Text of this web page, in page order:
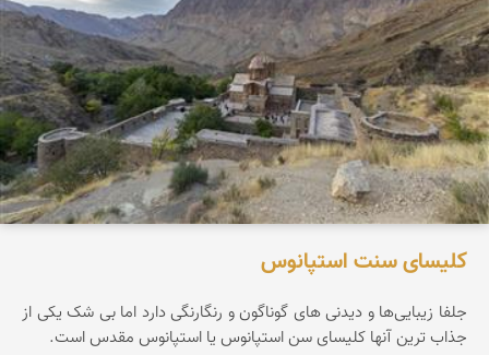
کلیسای سنت استپانوس
جلفا زیبایی‌ها و دیدنی های گوناگون و رنگارنگی دارد اما بی شک یکی از
جذاب ترین آنها کلیسای سن استپانوس یا استپانوس مقدس است.